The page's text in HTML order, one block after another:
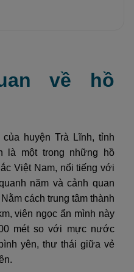
về hồ
huyện Trà Lĩnh, tỉnh
là một trong những hồ
Việt Nam, nổi tiếng với
năm và cảnh quan
cách trung tâm thành
viên ngọc ẩn mình này
mét so với mực nước
yên, thư thái giữa vẻ